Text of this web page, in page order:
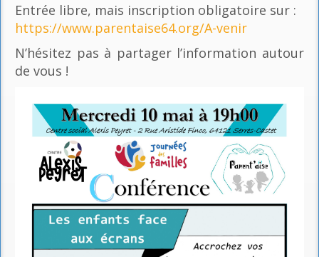
Entrée libre, mais inscription obligatoire sur :
https://www.parentaise64.org/A-venir
N’hésitez pas à partager l’information autour
de vous !